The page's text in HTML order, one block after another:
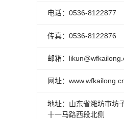
电话：0536-8122877
传真：0536-8122876
邮箱：
网址：
地址：山东省潍坊市坊
十一马路西段北侧